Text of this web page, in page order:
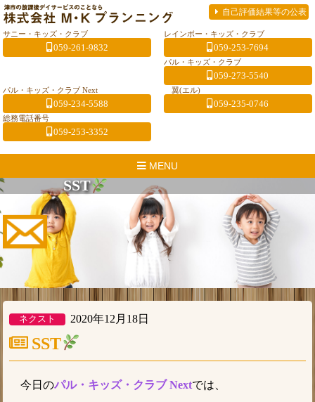
自己評価結果等の公表
サニー・キッズ・クラブ
059-261-9832
レインボー・キッズ・クラブ
059-253-7694
パル・キッズ・クラブ
059-273-5540
パル・キッズ・クラブ Next
059-234-5588
翼(エル)
059-235-0746
総務電話番号
059-253-3352
MENU
SST
ネクスト 2020年12月18日
SST
今日のパル・キッズ・クラブ Nextでは、